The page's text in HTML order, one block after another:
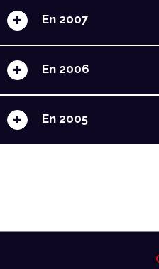
+ En 2007
+ En 2006
+ En 2005